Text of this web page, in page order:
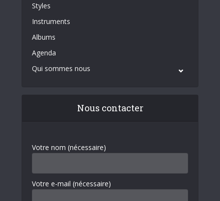
Styles
Instruments
Albums
Agenda
Qui sommes nous
Nous contacter
Votre nom (nécessaire)
Votre e-mail (nécessaire)